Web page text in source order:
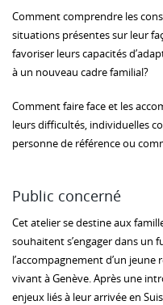
Comment comprendre les
situations présentes sur leur
favoriser leurs capacités
à un nouveau cadre familial?
Comment faire face et les
leurs difficultés, individuelles
personne de référence ou
Public concerné
Cet atelier se destine aux
souhaitent s’engager dans un
l’accompagnement d’un
vivant à Genève. Après une
enjeux liés à leur arrivée en